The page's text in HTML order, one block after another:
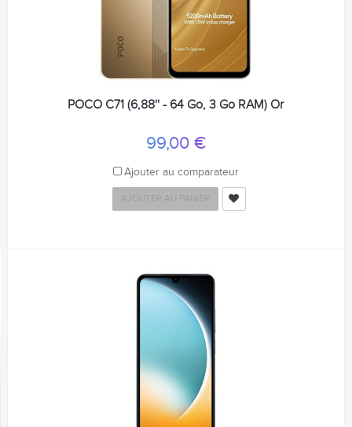
POCO C71 (6,88'' - 64 Go, 3 Go RAM) Or
99,00 €
Ajouter au comparateur
AJOUTER AU PANIER